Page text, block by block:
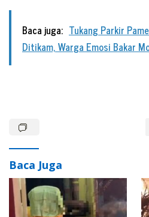
Baca juga: Tukang Parkir
Ditikam, Warga Emosi Bakar
Baca Juga